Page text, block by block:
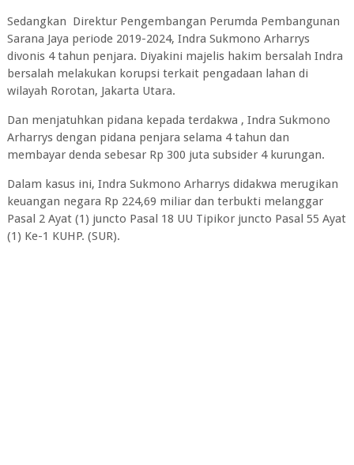
Sedangkan Direktur Pengembangan Perumda Pembangunan
Sarana Jaya periode 2019-2024, Indra Sukmono Arharrys
divonis 4 tahun penjara. Diyakini majelis hakim bersalah Indra
bersalah melakukan korupsi terkait pengadaan lahan di
wilayah Rorotan, Jakarta Utara.
Dan menjatuhkan pidana kepada terdakwa , Indra Sukmono
Arharrys dengan pidana penjara selama 4 tahun dan
membayar denda sebesar Rp 300 juta subsider 4 kurungan.
Dalam kasus ini, Indra Sukmono Arharrys didakwa merugikan
keuangan negara Rp 224,69 miliar dan terbukti melanggar
Pasal 2 Ayat (1) juncto Pasal 18 UU Tipikor juncto Pasal 55 Ayat
(1) Ke-1 KUHP. (SUR).